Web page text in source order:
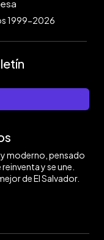
1999-2026
moderno, pensado
y se une.
de El Salvador.